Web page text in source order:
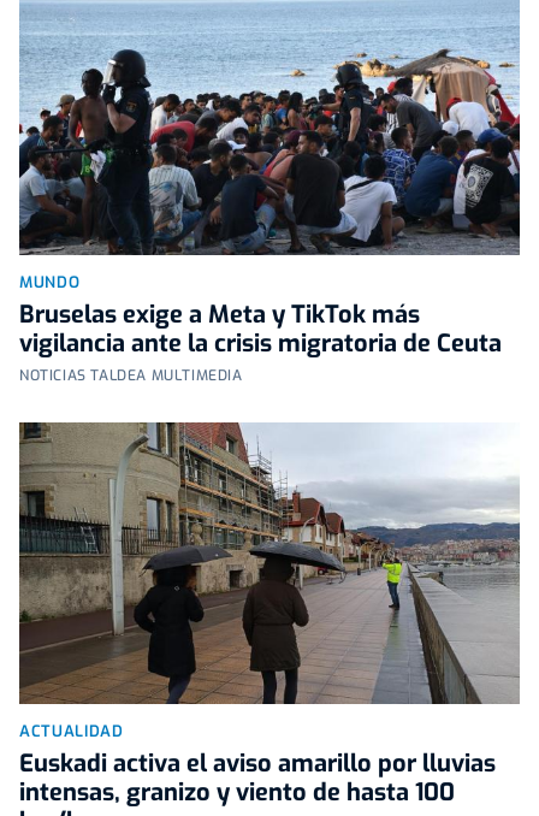
MUNDO
Bruselas exige a Meta y TikTok más
vigilancia ante la crisis migratoria de Ceuta
NOTICIAS TALDEA MULTIMEDIA
ACTUALIDAD
Euskadi activa el aviso amarillo por lluvias
intensas, granizo y viento de hasta 100